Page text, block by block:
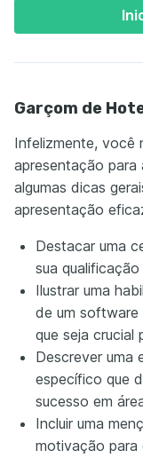
Garçom de
Infelizmente, você
apresentação
algumas dicas
apresentação
Destacar uma
sua
Ilustrar uma
de um software
que seja crucial
Descrever uma
específico que
sucesso em
Incluir uma
motivação para